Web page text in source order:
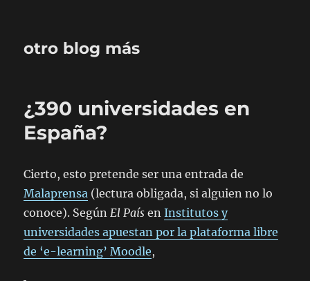
otro blog más
¿390 universidades en
España?
Cierto, esto pretende ser una entrada de
Malaprensa (lectura obligada, si alguien no lo
conoce). SegúnEl País enInstitutos y
universidades apuestan por la plataforma libre
de ‘e-learning’ Moodle,